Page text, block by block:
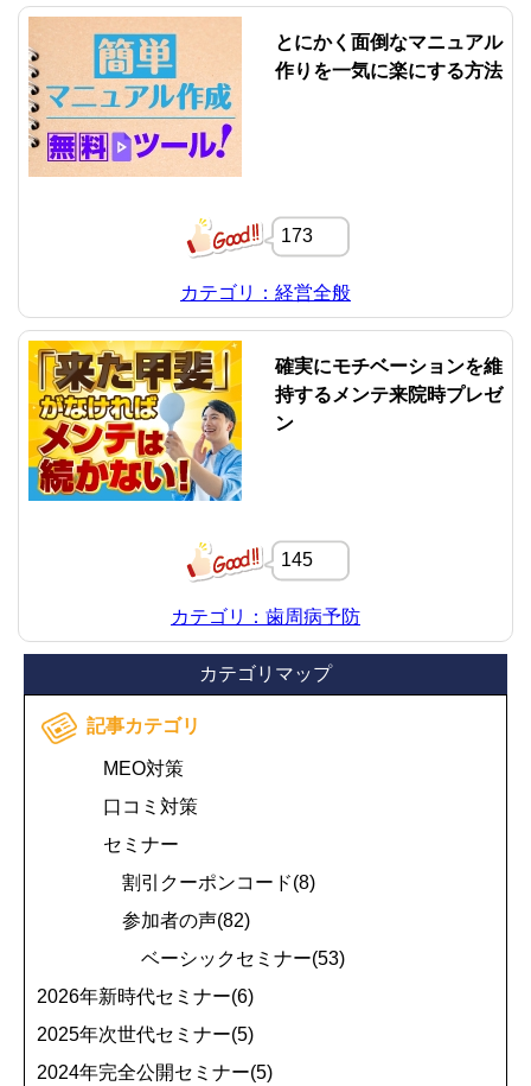
とにかく面倒なマニュアル
作りを一気に楽にする方法
173
カテゴリ：経営全般
確実にモチベーションを維
持するメンテ来院時プレゼ
ン
145
カテゴリ：歯周病予防
カテゴリマップ
記事カテゴリ
MEO対策
口コミ対策
セミナー
割引クーポンコード(8)
参加者の声(82)
ベーシックセミナー(53)
2026年新時代セミナー(6)
2025年次世代セミナー(5)
2024年完全公開セミナー(5)